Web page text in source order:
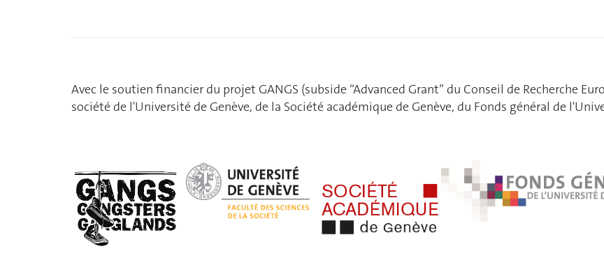
Avec le soutien financier du projet GANGS (subside “Advanced Grant” du Conseil de Recherche
société de l'Université de Genève, de la Société académique de Genève, du Fonds général de